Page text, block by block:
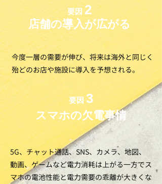
要因 2
店舗の導入が広がる
今度一層の需要が伸び、将来は海外と同じく
殆どのお店や施設に導入を予想される。
要因 3
スマホの欠電事情
5G、チャット通話、SNS、カメラ、地図、
動画、ゲームなど電力消耗は上がる一方でス
マホの電池性能と電力需要の乖離が大きくな